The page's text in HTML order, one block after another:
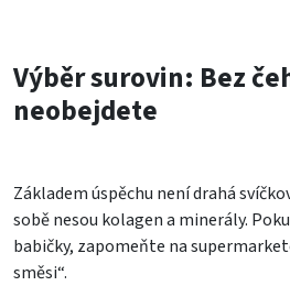
Výběr surovin: Bez
neobejdete
Základem úspěchu není drahá
sobě nesou kolagen a minerály.
babičky, zapomeňte na
směsi“.